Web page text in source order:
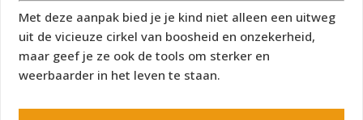
Met deze aanpak bied je je kind niet alleen een uitweg
uit de vicieuze cirkel van boosheid en onzekerheid,
maar geef je ze ook de tools om sterker en
weerbaarder in het leven te staan.